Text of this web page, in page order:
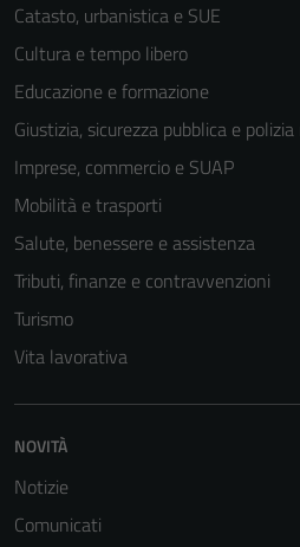
Catasto, urbanistica e SUE
Cultura e tempo libero
Educazione e formazione
Giustizia, sicurezza pubblica e
Imprese, commercio e SUAP
Mobilità e trasporti
Salute, benessere e assistenza
Tributi, finanze e contravvenzioni
Turismo
Vita lavorativa
NOVITÀ
Notizie
Comunicati